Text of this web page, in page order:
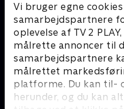
Vi bruger egne
samarbejdspartnere
oplevelse af TV 2
målrette annoncer til
samarbejdspartnere
målrettet
platforme. Du kan til-
herunder, og du kan
Inspector Morse
Krimi & Spænding • 8